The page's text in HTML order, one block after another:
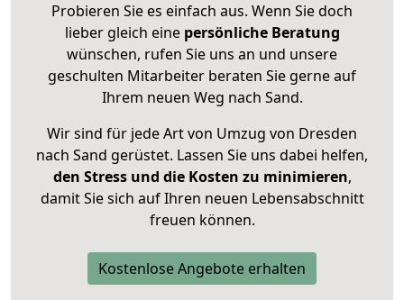
Probieren Sie es einfach aus. Wenn Sie doch
lieber gleich eine persönliche Beratung
wünschen, rufen Sie uns an und unsere
geschulten Mitarbeiter beraten Sie gerne auf
Ihrem neuen Weg nach Sand.
Wir sind für jede Art von Umzug von Dresden
nach Sand gerüstet. Lassen Sie uns dabei helfen,
den Stress und die Kosten zu minimieren,
damit Sie sich auf Ihren neuen Lebensabschnitt
freuen können.
Kostenlose Angebote erhalten